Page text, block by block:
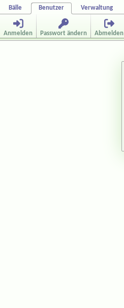
Bälle Benutzer Verwaltung
Anmelden Passwort ändern Abmelden